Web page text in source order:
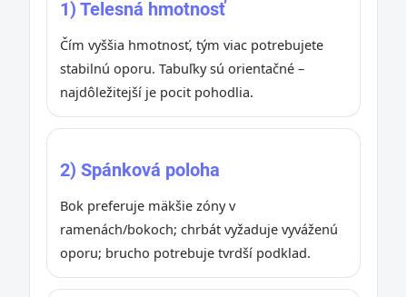
1) Telesná hmotnosť
Čím vyššia hmotnosť, tým viac potrebujete
stabilnú oporu. Tabuľky sú orientačné –
najdôležitejší je pocit pohodlia.
2) Spánková poloha
Bok preferuje mäkšie zóny v
ramenách/bokoch; chrbát vyžaduje vyváženú
oporu; brucho potrebuje tvrdší podklad.